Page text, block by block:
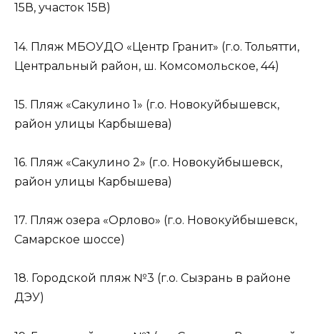
15В, участок 15В)
14. Пляж МБОУДО «Центр Гранит» (г.о. Тольятти,
Центральный район, ш. Комсомольское, 44)
15. Пляж «Сакулино 1» (г.о. Новокуйбышевск,
район улицы Карбышева)
16. Пляж «Сакулино 2» (г.о. Новокуйбышевск,
район улицы Карбышева)
17. Пляж озера «Орлово» (г.о. Новокуйбышевск,
Самарское шоссе)
18. Городской пляж №3 (г.о. Сызрань в районе
ДЭУ)